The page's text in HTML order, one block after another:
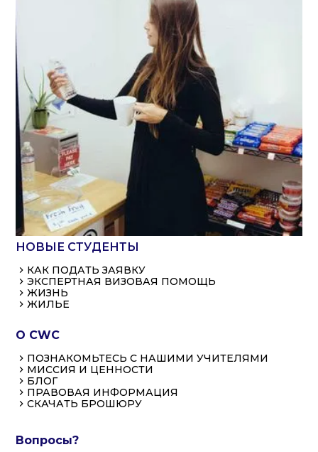
ПРОГРАММЫ ESL
УСПЕХ В АНГЛОЯЗЫЧНОЙ РЕЧИ
(НАША ЛУЧШАЯ ПРОГРАММА)
РАСШИРЕНИЕ ПРАВ И ВОЗМОЖНОСТЕЙ
АНГЛИЙСКОГО ЯЗЫКА
Двухдневная программа
АНГЛИЙСКИЙ ЯЗЫК ЧЕРЕЗ АМЕРИКАНСКУЮ
КУЛЬТУРУ
АНГЛИЙСКИЙ ЯЗЫК ДЛЯ КАНИКУЛ
НОВЫЕ СТУДЕНТЫ
КАК ПОДАТЬ ЗАЯВКУ
ЭКСПЕРТНАЯ ВИЗОВАЯ ПОМОЩЬ
ЖИЗНЬ
ЖИЛЬЕ
О CWC
ПОЗНАКОМЬТЕСЬ С НАШИМИ УЧИТЕЛЯМИ
МИССИЯ И ЦЕННОСТИ
БЛОГ
ПРАВОВАЯ ИНФОРМАЦИЯ
СКАЧАТЬ БРОШЮРУ
Вопросы?